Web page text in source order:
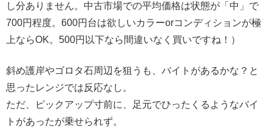
し分ありません。中古市場での平均価格は状態が「中」で
700円程度。600円台は欲しいカラーorコンディションが極
上ならOK。500円以下なら間違いなく買いですね！）
斜め護岸やゴロタ石周辺を狙うも、バイトがあるかな？と
思ったレンジでは反応なし。
ただ、ピックアップ寸前に、足元でひったくるようなバイ
トがあったが乗せられず。